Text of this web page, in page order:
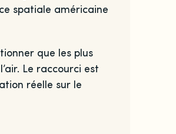
spatiale américaine
que les plus
Le raccourci est
réelle sur le